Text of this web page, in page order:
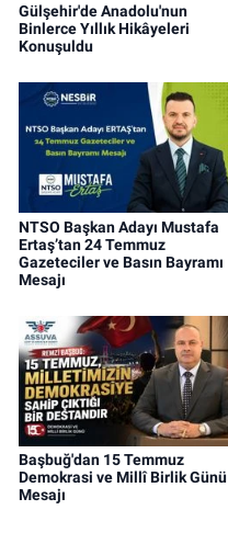
Gülşehir'de Anadolu'nun
Binlerce Yıllık Hikâyeleri
Konuşuldu
NTSO Başkan Adayı Mustafa
Ertaş’tan 24 Temmuz
Gazeteciler ve Basın Bayramı
Mesajı
Başbuğ'dan 15 Temmuz
Demokrasi ve Millî Birlik Günü
Mesajı